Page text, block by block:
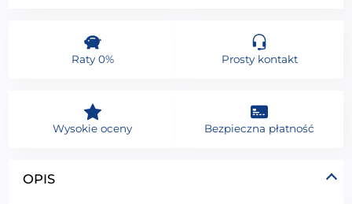
OPIS
Raty 0% Prosty kontakt
Wysokie oceny Bezpieczna płatność